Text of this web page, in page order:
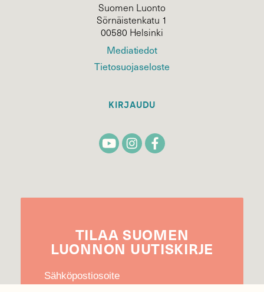
Suomen Luonto
Sörnäistenkatu 1
00580 Helsinki
Mediatiedot
Tietosuojaseloste
KIRJAUDU
TILAA SUOMEN
LUONNON UUTIS­KIRJE
Sähköpostiosoite